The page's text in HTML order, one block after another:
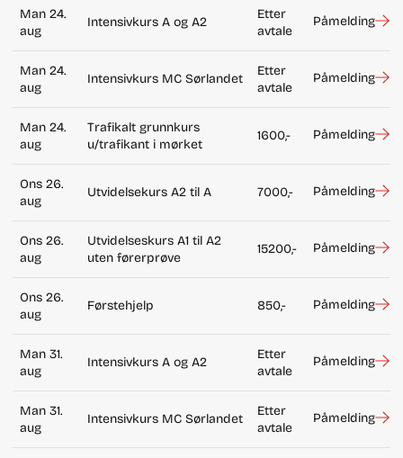
Man 24.
aug
Intensivkurs A og A2
Etter
avtale
Påmelding
Man 24.
aug
Intensivkurs MC Sørlandet
Etter
avtale
Påmelding
Man 24.
aug
Trafikalt grunnkurs
u/trafikant i mørket
1600,- Påmelding
Ons 26.
aug
Utvidelsekurs A2 til A 7000,- Påmelding
Ons 26.
aug
Utvidelseskurs A1 til A2
uten førerprøve
15200,- Påmelding
Ons 26.
aug
Førstehjelp 850,- Påmelding
Man 31.
aug
Intensivkurs A og A2
Etter
avtale
Påmelding
Man 31.
aug
Intensivkurs MC Sørlandet
Etter
avtale
Påmelding